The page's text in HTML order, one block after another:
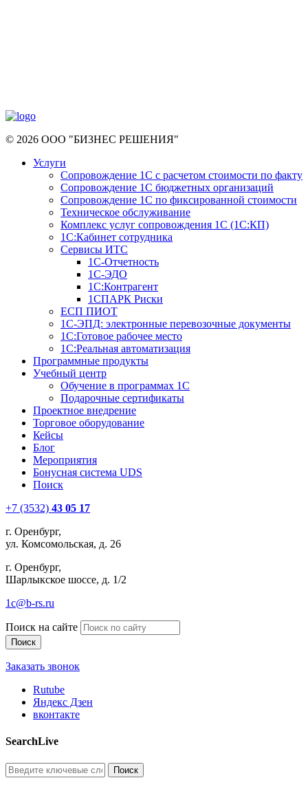
© 2026 ООО "БИЗНЕС РЕШЕНИЯ"
Услуги
Сопровождение 1С с расчетом стоимости по факту
Сопровождение 1С бюджетных организаций
Сопровождение 1С по фиксированной стоимости
Техническое обслуживание
Комплекс услуг сопровождения 1С (1С:КП)
1С:Кабинет сотрудника
Сервисы ИТС
1С-Отчетность
1С-ЭДО
1С:Контрагент
1СПАРК Риски
ЕСП ПИОТ
1С-ЭПД: электронные перевозочные документы
1С:Готовое рабочее место
1С:Реальная автоматизация
Программные продукты
Учебный центр
Обучение в программах 1С
Подарочные сертификаты
Проектное внедрение
Торговое оборудование
Кейсы
Блог
Мероприятия
Бонусная система UDS
Поиск
+7 (3532) 43 05 17
г. Оренбург,
ул. Комсомольская, д. 26
г. Оренбург,
Шарлыкское шоссе, д. 1/2
1c@b-rs.ru
Поиск на сайте
Заказать звонок
Rutube
Яндекс Дзен
вконтакте
SearchLive